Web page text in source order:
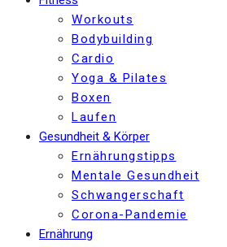
Workouts
Bodybuilding
Cardio
Yoga & Pilates
Boxen
Laufen
Gesundheit & Körper
Ernährungstipps
Mentale Gesundheit
Schwangerschaft
Corona-Pandemie
Ernährung